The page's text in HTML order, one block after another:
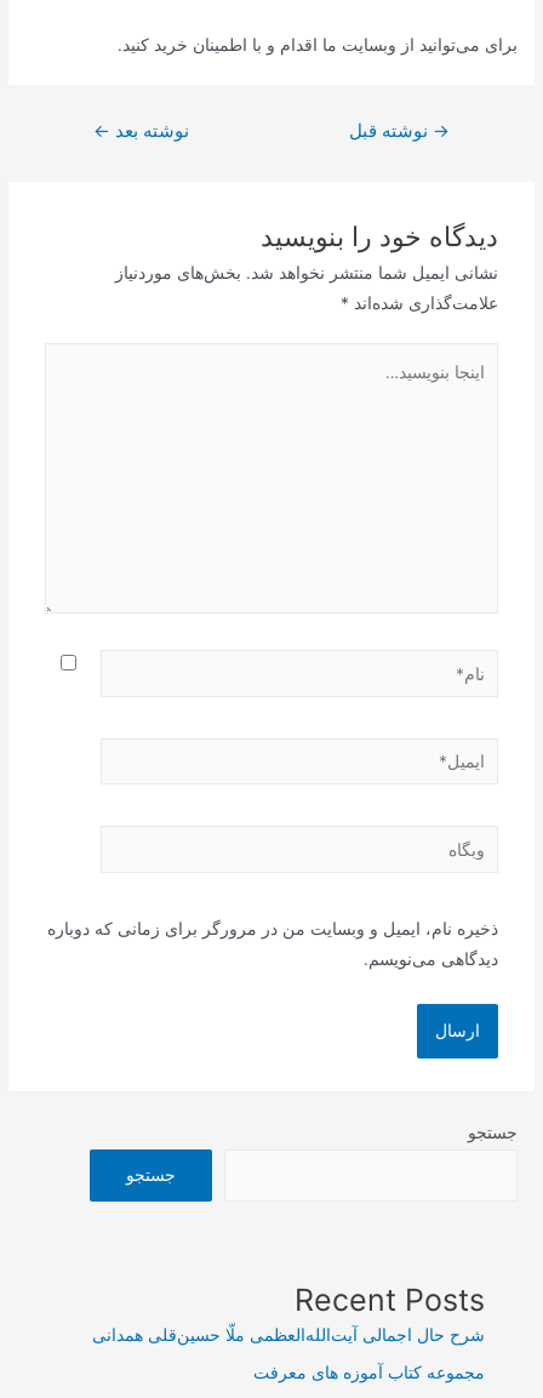
برای می‌توانید از وبسایت ما اقدام و با اطمینان خرید کنید.
راهبری→ نوشته قبل نوشته بعد ←
دیدگاه‌ خود را بنویسید
نشانی ایمیل شما منتشر نخواهد شد. بخش‌های موردنیاز
علامت‌گذاری شده‌اند *
بنویسید…
نام*
ایمیل*
وبگاه
ذخیره نام، ایمیل و وبسایت من در مرورگر برای زمانی که دوباره
دیدگاهی می‌نویسم.
جستجو
جستجو
Recent Posts
شرح حال اجمالی آیت‌الله‌العظمی ملّا حسین‌قلی همدانی
مجموعه کتاب آموزه های معرفت